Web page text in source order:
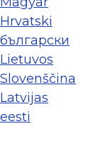
Hrvatski
български
Lietuvos
Slovenščina
Latvijas
eesti